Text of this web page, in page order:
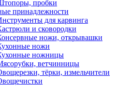
пробки
принадлежности
для карвинга
и сковородки
ножи, открывашки
ножи
ножницы
ветчинницы
тёрки, измельчители